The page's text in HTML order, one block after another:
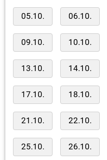
05.10. 06.10.
09.10. 10.10.
13.10. 14.10.
17.10. 18.10.
21.10. 22.10.
25.10. 26.10.